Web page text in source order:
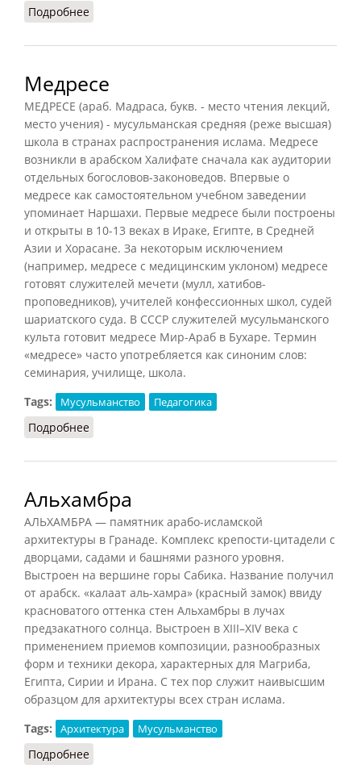
Подробнее
Медресе
МЕДРЕСЕ (араб. Мадраса, букв. - место чтения лекций,
место учения) - мусульманская средняя (реже высшая)
школа в странах распространения ислама. Медресе
возникли в арабском Халифате сначала как аудитории
отдельных богословов-законоведов. Впервые о
медресе как самостоятельном учебном заведении
упоминает Наршахи. Первые медресе были построены
и открыты в 10-13 веках в Ираке, Египте, в Средней
Азии и Хорасане. За некоторым исключением
(например, медресе с медицинским уклоном) медресе
готовят служителей мечети (мулл, хатибов-
проповедников), учителей конфессионных школ, судей
шариатского суда. В СССР служителей мусульманского
культа готовит медресе Мир-Араб в Бухаре. Термин
«медресе» часто употребляется как синоним слов:
семинария, училище, школа.
Tags:
Мусульманство Педагогика
Подробнее
Альхамбра
АЛЬХАМБРА — памятник арабо-исламской
архитектуры в Гранаде. Комплекс крепости-цитадели с
дворцами, садами и башнями разного уровня.
Выстроен на вершине горы Сабика. Название получил
от арабск. «калаат аль-хамра» (красный замок) ввиду
красноватого оттенка стен Альхамбры в лучах
предзакатного солнца. Выстроен в XIII–XIV века с
применением приемов композиции, разнообразных
форм и техники декора, характерных для Магрибa,
Египта, Сирии и Ирана. С тех пор служит наивысшим
образцом для архитектуры всех стран ислама.
Tags:
Архитектура Мусульманство
Подробнее